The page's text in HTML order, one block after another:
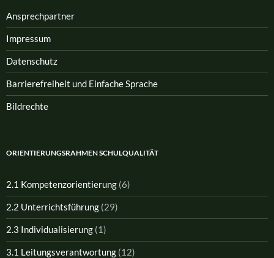
Ansprech­partner
Impressum
Datenschutz
Barrierefreiheit und Einfache Sprache
Bildrechte
ORIENTIERUNGSRAHMEN SCHULQUALITÄT
2.1 Kompetenzorientierung (6)
2.2 Unterrichtsführung (29)
2.3 Individualisierung (1)
3.1 Leitungsverantwortung (12)